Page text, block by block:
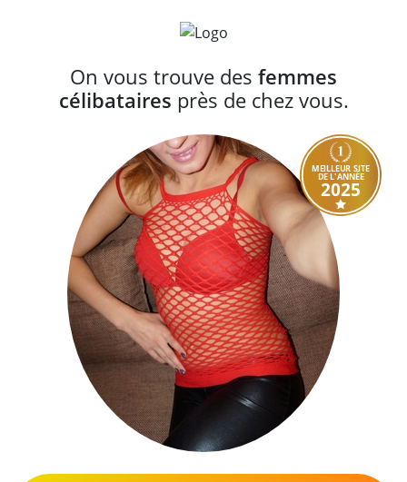
On vous trouve des femmes
célibataires près de chez vous.
MEILLEUR SITE
DE L'ANNÉE
2025